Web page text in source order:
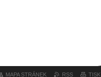
MAPA STRÁNEK RSS TISK